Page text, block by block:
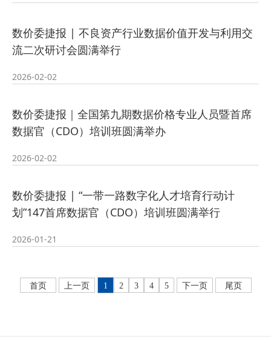
数价委捷报 | 不良资产行业数据价值开发与利用交
流二次研讨会圆满举行
2026-02-02
数价委捷报｜全国第九期数据价格专业人员暨首席
数据官（CDO）培训班圆满举办
2026-02-02
数价委捷报 | “一带一路数字化人才培育行动计
划”147首席数据官（CDO）培训班圆满举行
2026-01-21
首页 上一页 1 2 3 4 5 下一页 尾页